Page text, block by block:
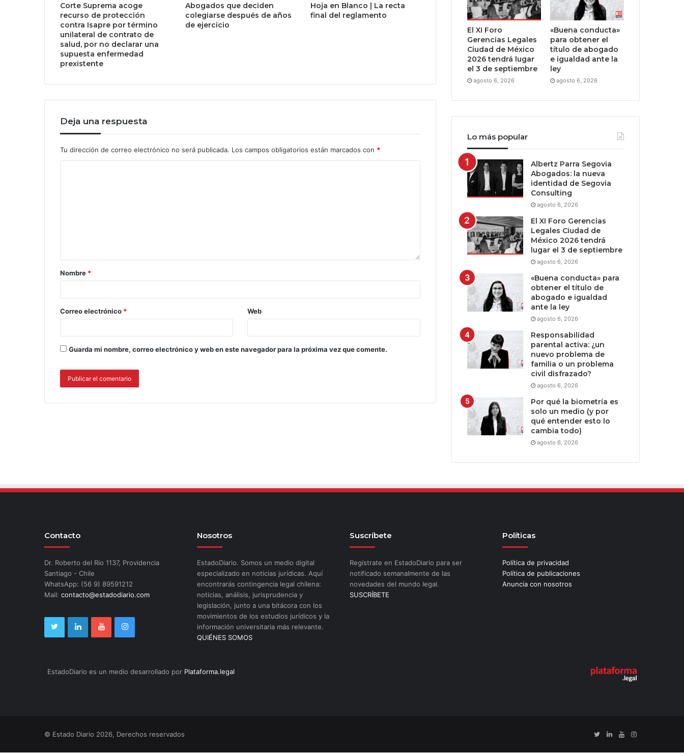
Corte Suprema acoge
recurso de protección
contra Isapre por término
unilateral de contrato de
salud, por no declarar una
supuesta enfermedad
prexistente
Abogados que deciden
colegiarse después de años
de ejercicio
Hoja en Blanco | La recta
final del reglamento
Deja una respuesta
Tu dirección de correo electrónico no será publicada. Los campos obligatorios están marcados con *
Nombre *
Correo electrónico * Web
Guarda mi nombre, correo electrónico y web en este navegador para la próxima vez que comente.
El XI Foro
Gerencias Legales
Ciudad de México
2026 tendrá lugar
el 3 de septiembre
agosto 6, 2026
«Buena conducta»
para obtener el
título de abogado
e igualdad ante la
ley
agosto 6, 2026
Lo más popular
Albertz Parra Segovia
Abogados: la nueva
identidad de Segovia
Consulting
agosto 6, 2026
El XI Foro Gerencias
Legales Ciudad de
México 2026 tendrá
lugar el 3 de septiembre
agosto 6, 2026
«Buena conducta» para
obtener el título de
abogado e igualdad
ante la ley
agosto 6, 2026
Responsabilidad
parental activa: ¿un
nuevo problema de
familia o un problema
civil disfrazado?
agosto 6, 2026
Por qué la biometría es
solo un medio (y por
qué entender esto lo
cambia todo)
agosto 6, 2026
Contacto
Dr. Roberto del Río 1137, Providencia
Santiago - Chile
WhatsApp: (56 9) 89591212
Mail: contacto@estadodiario.com
Nosotros
EstadoDiario. Somos un medio digital
especializado en noticias jurídicas. Aquí
encontrarás contingencia legal chilena:
noticias, análisis, jurisprudencia y
legislación, junto a una bitácora con los
movimientos de los estudios jurídicos y la
información universitaria más relevante.
QUIÉNES SOMOS
Suscríbete
Regístrate en EstadoDiario para ser
notificado semanalmente de las
novedades del mundo legal.
SUSCRÍBETE
Políticas
Política de privacidad
Política de publicaciones
Anuncia con nosotros
EstadoDiario es un medio desarrollado por Plataforma.legal
© Estado Diario 2026, Derechos reservados